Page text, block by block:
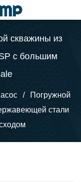
скважины из
с большим
/
Погружной
стали